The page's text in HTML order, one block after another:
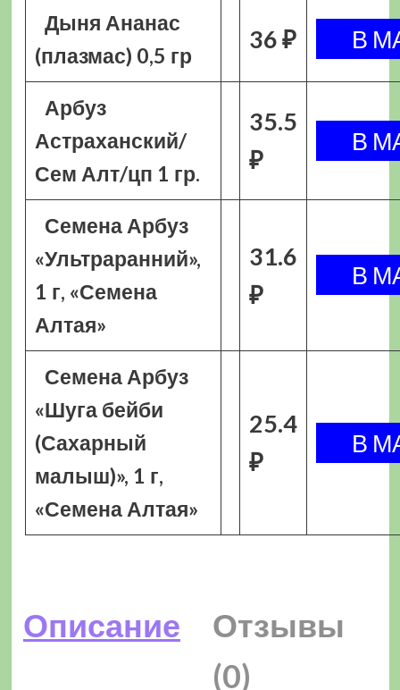
Дыня Ананас
(плазмас) 0,5 гр
36 ₽
Арбуз
Астраханский/
Сем Алт/цп 1 гр.
35.5
₽
Семена Арбуз
«Ультраранний»,
1 г, «Семена
Алтая»
31.6
₽
Семена Арбуз
«Шуга бейби
(Сахарный
малыш)», 1 г,
«Семена Алтая»
25.4
₽
Описание
Отзывы
(0)